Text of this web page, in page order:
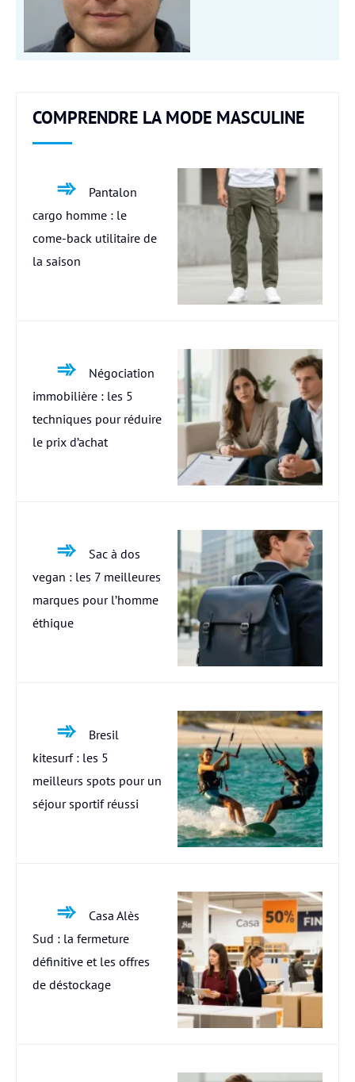
COMPRENDRE LA MODE MASCULINE
Pantalon
cargo homme : le
come-back utilitaire de
la saison
Négociation
immobilière : les 5
techniques pour réduire
le prix d’achat
Sac à dos
vegan : les 7 meilleures
marques pour l’homme
éthique
Bresil
kitesurf : les 5
meilleurs spots pour un
séjour sportif réussi
Casa Alès
Sud : la fermeture
définitive et les offres
de déstockage